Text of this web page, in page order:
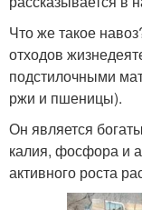
Что же такое
отходов
подстилочными
ржи и пшеницы).
Он является
калия, фосфора и
активного роста